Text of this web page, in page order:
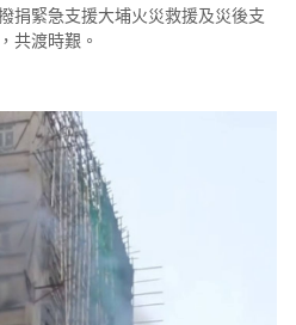
捐緊急支援大埔火災救援及災後支
共渡時艱。